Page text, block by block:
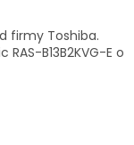
firmy Toshiba.
B13B2KVG-E o